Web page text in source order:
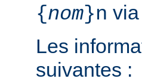
{nom}n
Les
suivantes :